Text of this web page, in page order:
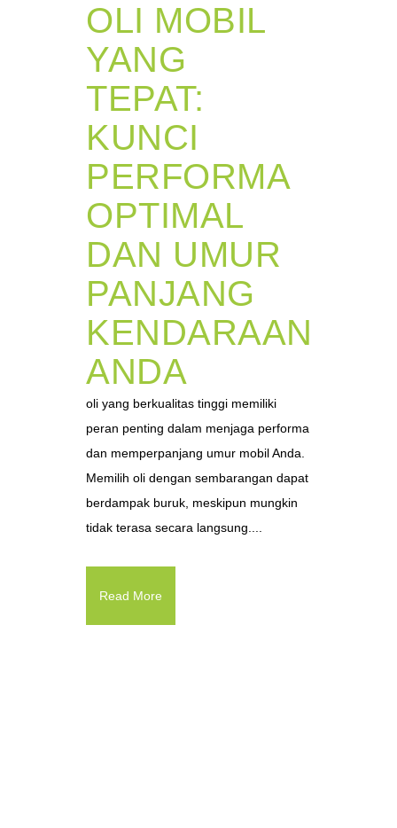
OLI MOBIL
YANG
TEPAT:
KUNCI
PERFORMA
OPTIMAL
DAN UMUR
PANJANG
KENDARAAN
ANDA
oli yang berkualitas tinggi memiliki
peran penting dalam menjaga performa
dan memperpanjang umur mobil Anda.
Memilih oli dengan sembarangan dapat
berdampak buruk, meskipun mungkin
tidak terasa secara langsung....
Read More